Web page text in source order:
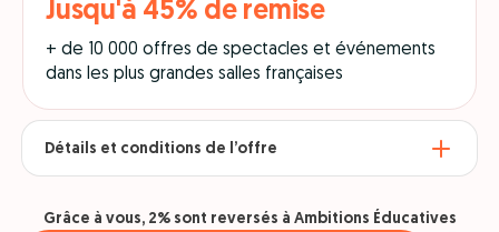
Jusqu'à 45% de remise
+ de 10 000 offres de spectacles et événements
dans les plus grandes salles françaises
Détails et conditions de l’offre
Grâce à vous, 2% sont reversés à Ambitions Éducatives